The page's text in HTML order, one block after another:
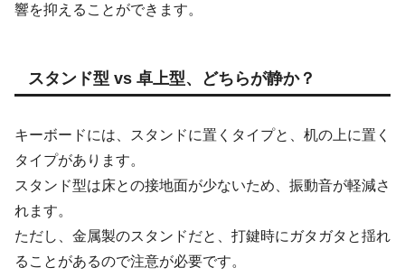
響を抑えることができます。
スタンド型 vs 卓上型、どちらが静か？
キーボードには、スタンドに置くタイプと、机の上に置く
タイプがあります。
スタンド型は床との接地面が少ないため、振動音が軽減さ
れます。
ただし、金属製のスタンドだと、打鍵時にガタガタと揺れ
ることがあるので注意が必要です。